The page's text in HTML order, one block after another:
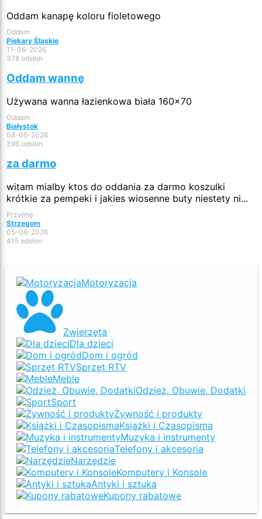
Oddam kanapę koloru fioletowego
Oddam
Piekary Śląskie
11-06-2026
378 odsłon
Oddam wannę
Używana wanna łazienkowa biała 160x70
Oddam
Białystok
08-06-2026
396 odsłon
za darmo
witam mialby ktos do oddania za darmo koszulki
krótkie za pempeki i jakies wiosenne buty niestety ni...
Przyjmę
Strzegom
05-06-2026
415 odsłon
Motoryzacja
Zwierzęta
Dla dzieci
Dom i ogród
Sprzęt RTV
Meble
Odzież, Obuwie, Dodatki
Sport
Żywność i produkty
Książki i Czasopisma
Muzyka i instrumenty
Telefony i akcesoria
Narzędzie
Komputery i Konsole
Antyki i sztuka
Kupony rabatowe